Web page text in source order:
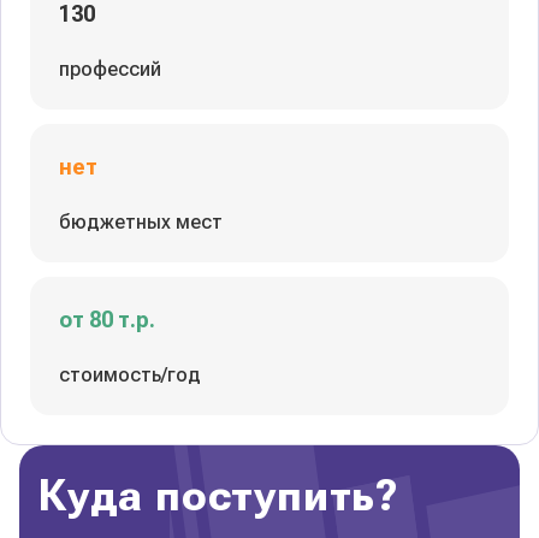
130
профессий
нет
бюджетных мест
от 80 т.р.
стоимость/год
Куда поступить?